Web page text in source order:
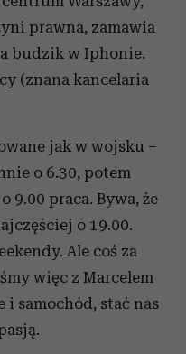
prawna, zamawia
budzik w Iphonie.
(znana kancelaria
jak w wojsku –
o 6.30, potem
praca. Bywa, że
o 19.00.
Ale coś za
więc z Marcelem
samochód, stać nas